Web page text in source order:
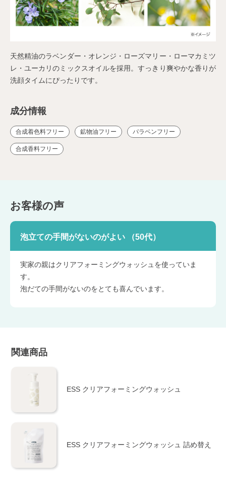
天然精油のラベンダー・オレンジ・ローズマリー・ローマカミツ
レ・ユーカリのミックスオイルを採用。すっきり爽やかな香りが
洗顔タイムにぴったりです。
合成着色料フリー 鉱物油フリー パラベンフリー
合成香料フリー
泡立ての手間がないのがよい （50代）
実家の親はクリアフォーミングウォッシュを使っていま
す。
泡だての手間がないのをとても喜んでいます。
関連商品
ESS クリアフォーミングウォッシュ
ESS クリアフォーミングウォッシュ 詰め替え